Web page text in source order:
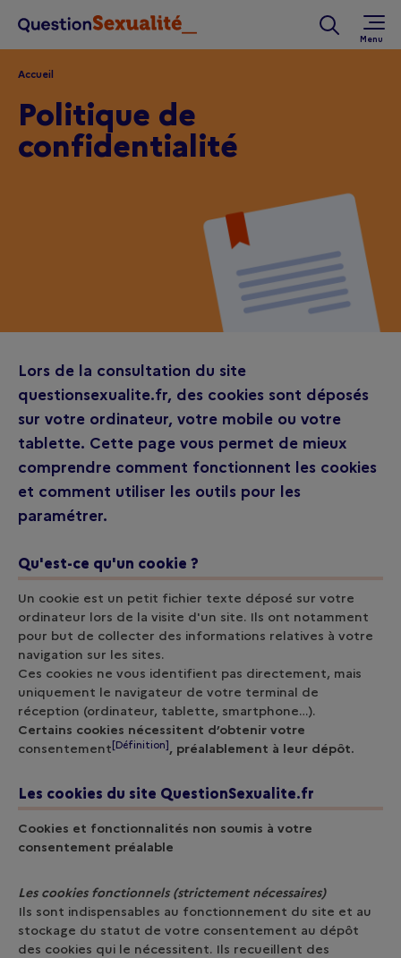
Accueil
Politique de
confidentialité
Lors de la consultation du site
questionsexualite.fr, des cookies sont déposés
sur votre ordinateur, votre mobile ou votre
tablette. Cette page vous permet de mieux
comprendre comment fonctionnent les cookies
et comment utiliser les outils pour les
paramétrer.
Qu'est-ce qu'un cookie ?
Un cookie est un petit fichier texte déposé sur votre
ordinateur lors de la visite d'un site. Ils ont notamment
pour but de collecter des informations relatives à votre
navigation sur les sites.
Ces cookies ne vous identifient pas directement, mais
uniquement le navigateur de votre terminal de
réception (ordinateur, tablette, smartphone…).
Certains cookies nécessitent d’obtenir votre
consentement [Définition] , préalablement à leur dépôt.
Les cookies du site QuestionSexualite.fr
Cookies et fonctionnalités non soumis à votre
consentement préalable
Les cookies fonctionnels (strictement nécessaires)
Ils sont indispensables au fonctionnement du site et au
stockage du statut de votre consentement au dépôt
des cookies qui le nécessitent. Ils recueillent des